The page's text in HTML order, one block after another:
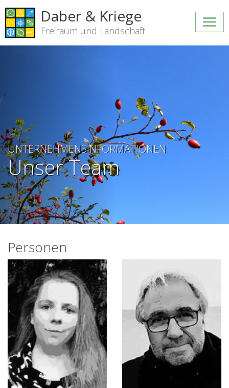
Daber & Kriege
Freiraum und Landschaft
UNTERNEHMENSINFORMATIONEN
Unser Team
Personen